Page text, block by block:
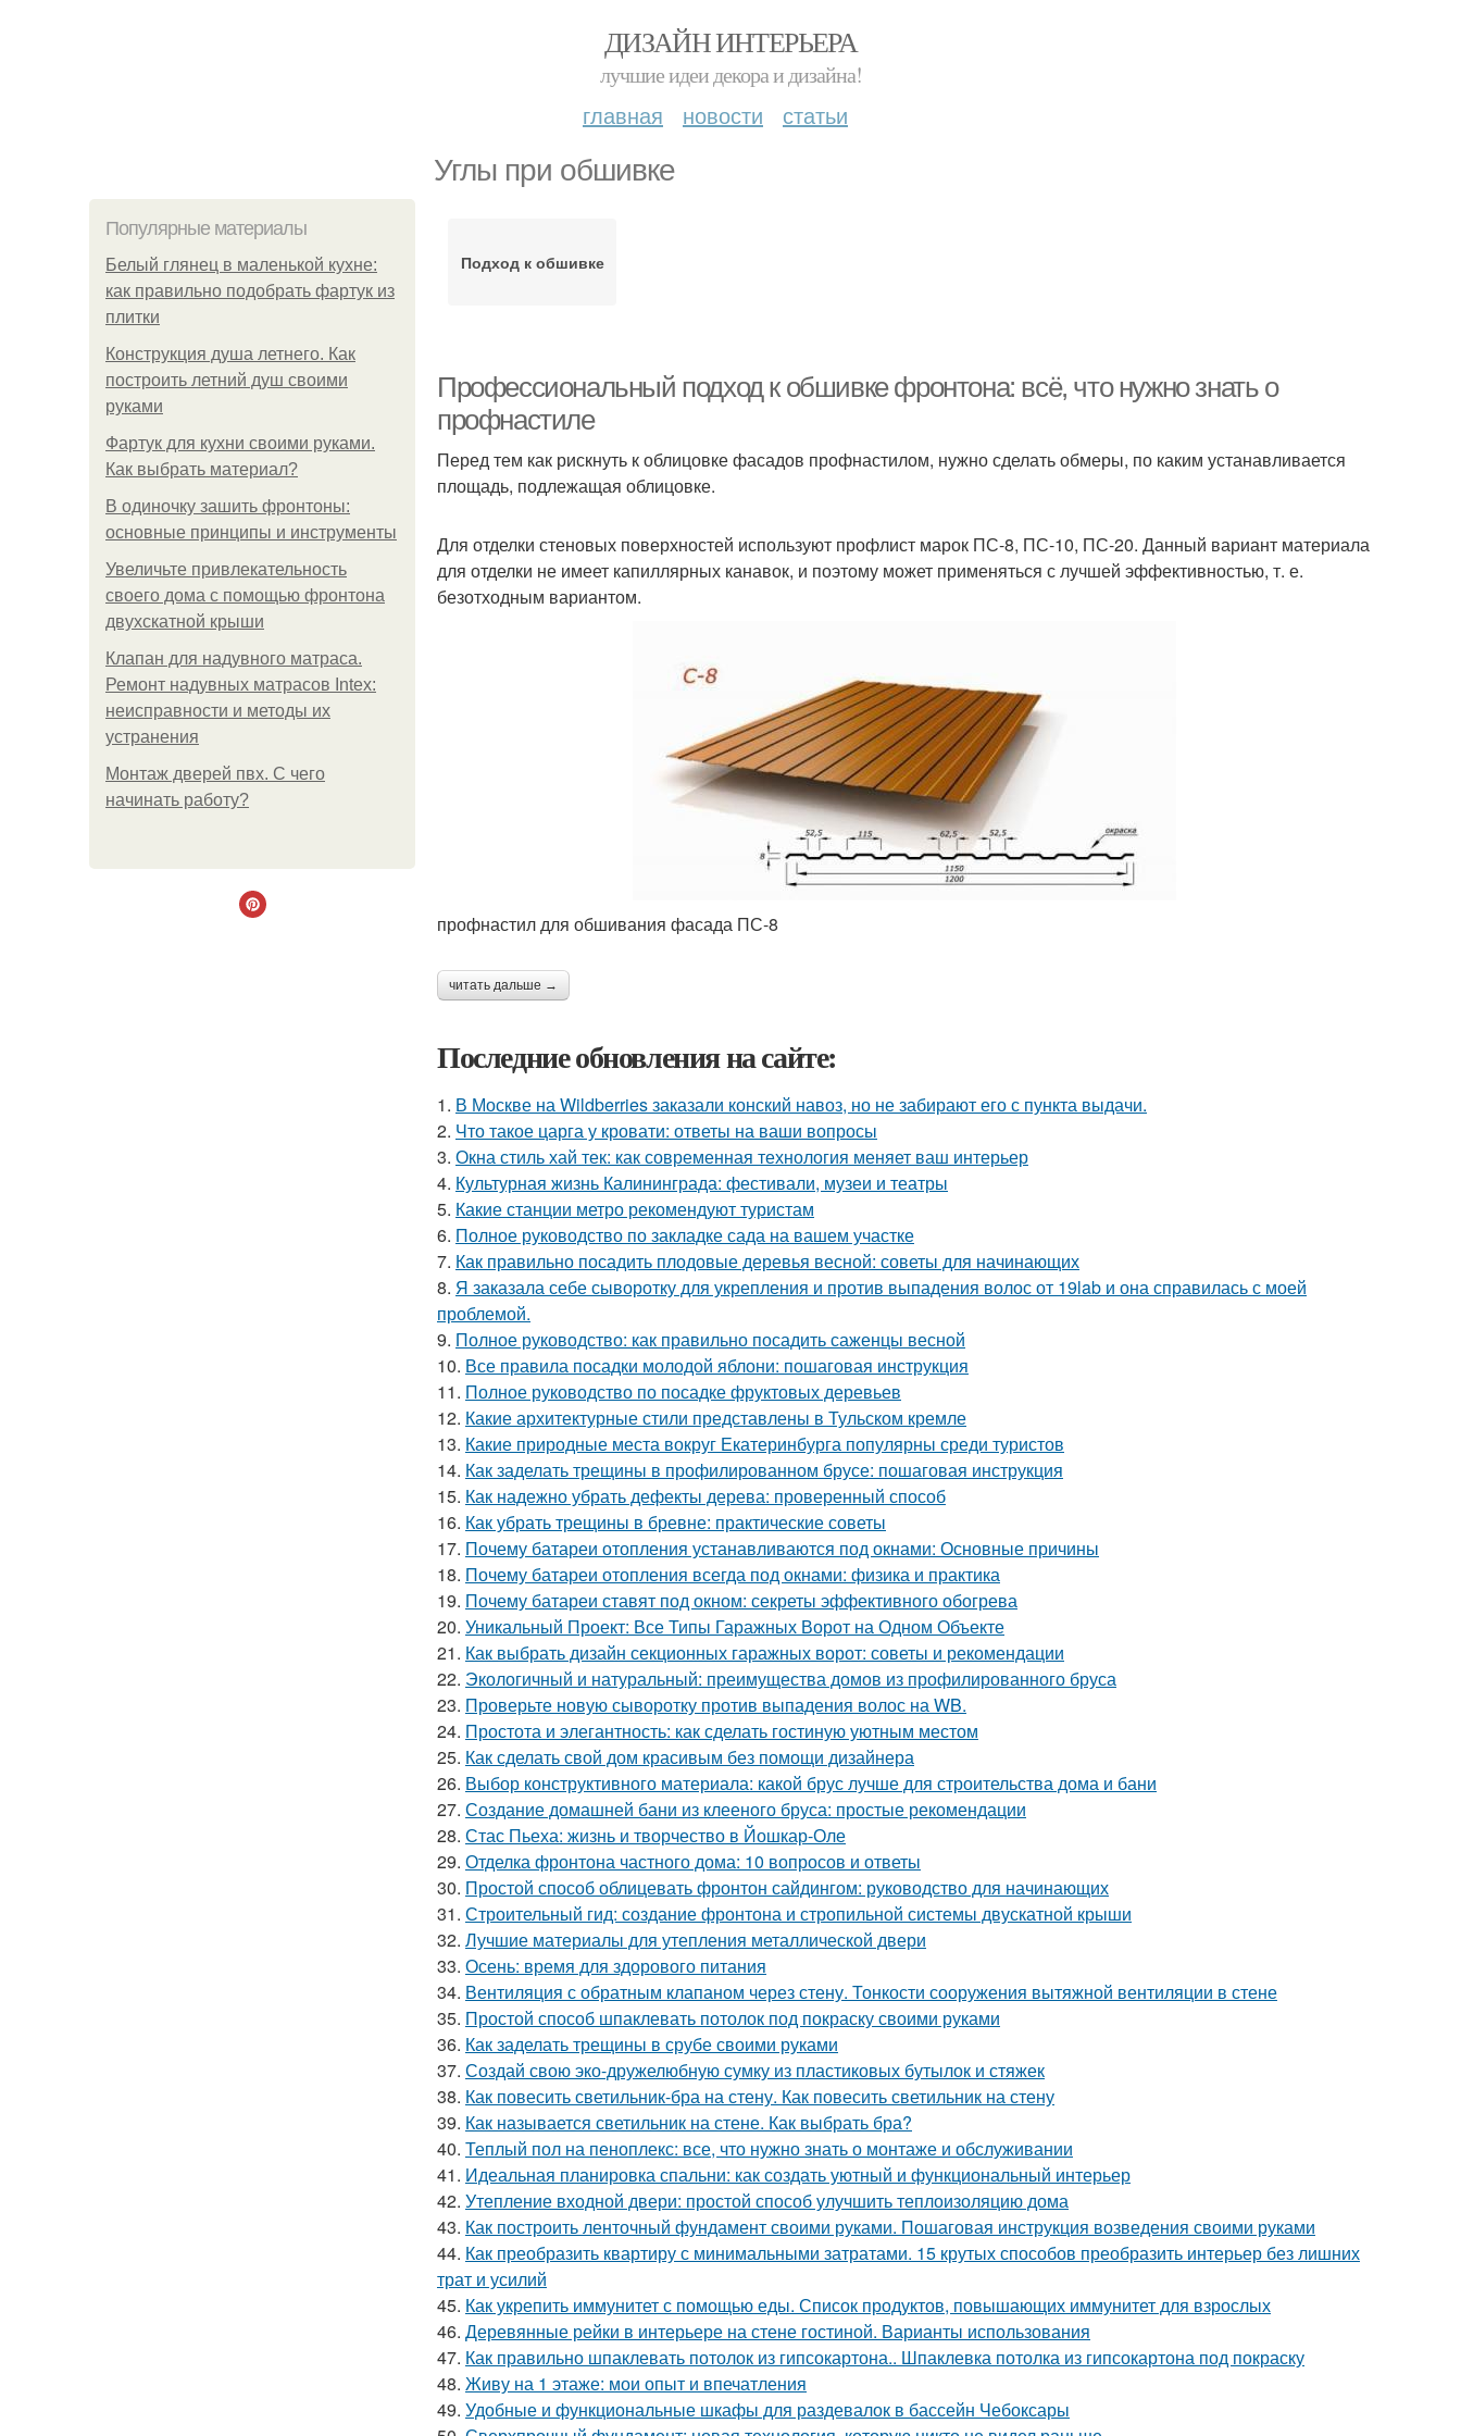
ДИЗАЙН ИНТЕРЬЕРА
лучшие идеи декора и дизайна!
главная новости статьи
Углы при обшивке
Популярные материалы
Белый глянец в маленькой кухне:
как правильно подобрать фартук из
плитки
Конструкция душа летнего. Как
построить летний душ своими
руками
Фартук для кухни своими руками.
Как выбрать материал?
В одиночку зашить фронтоны:
основные принципы и инструменты
Увеличьте привлекательность
своего дома с помощью фронтона
двухскатной крыши
Клапан для надувного матраса.
Ремонт надувных матрасов Intex:
неисправности и методы их
устранения
Монтаж дверей пвх. С чего
начинать работу?
Подход к обшивке
Профессиональный подход к обшивке фронтона: всё, что нужно знать о
профнастиле
Перед тем как рискнуть к облицовке фасадов профнастилом, нужно сделать обмеры, по каким устанавливается
площадь, подлежащая облицовке.
Для отделки стеновых поверхностей используют профлист марок ПС-8, ПС-10, ПС-20. Данный вариант материала
для отделки не имеет капиллярных канавок, и поэтому может применяться с лучшей эффективностью, т. е.
безотходным вариантом.
профнастил для обшивания фасада ПС-8
читать дальше →
Последние обновления на сайте:
1. В Москве на Wildberries заказали конский навоз, но не забирают его с пункта выдачи.
2. Что такое царга у кровати: ответы на ваши вопросы
3. Окна стиль хай тек: как современная технология меняет ваш интерьер
4. Культурная жизнь Калининграда: фестивали, музеи и театры
5. Какие станции метро рекомендуют туристам
6. Полное руководство по закладке сада на вашем участке
7. Как правильно посадить плодовые деревья весной: советы для начинающих
8. Я заказала себе сыворотку для укрепления и против выпадения волос от 19lab и она справилась с моей
проблемой.
9. Полное руководство: как правильно посадить саженцы весной
10. Все правила посадки молодой яблони: пошаговая инструкция
11. Полное руководство по посадке фруктовых деревьев
12. Какие архитектурные стили представлены в Тульском кремле
13. Какие природные места вокруг Екатеринбурга популярны среди туристов
14. Как заделать трещины в профилированном брусе: пошаговая инструкция
15. Как надежно убрать дефекты дерева: проверенный способ
16. Как убрать трещины в бревне: практические советы
17. Почему батареи отопления устанавливаются под окнами: Основные причины
18. Почему батареи отопления всегда под окнами: физика и практика
19. Почему батареи ставят под окном: секреты эффективного обогрева
20. Уникальный Проект: Все Типы Гаражных Ворот на Одном Объекте
21. Как выбрать дизайн секционных гаражных ворот: советы и рекомендации
22. Экологичный и натуральный: преимущества домов из профилированного бруса
23. Проверьте новую сыворотку против выпадения волос на WB.
24. Простота и элегантность: как сделать гостиную уютным местом
25. Как сделать свой дом красивым без помощи дизайнера
26. Выбор конструктивного материала: какой брус лучше для строительства дома и бани
27. Создание домашней бани из клееного бруса: простые рекомендации
28. Стас Пьеха: жизнь и творчество в Йошкар-Оле
29. Отделка фронтона частного дома: 10 вопросов и ответы
30. Простой способ облицевать фронтон сайдингом: руководство для начинающих
31. Строительный гид: создание фронтона и стропильной системы двускатной крыши
32. Лучшие материалы для утепления металлической двери
33. Осень: время для здорового питания
34. Вентиляция с обратным клапаном через стену. Тонкости сооружения вытяжной вентиляции в стене
35. Простой способ шпаклевать потолок под покраску своими руками
36. Как заделать трещины в срубе своими руками
37. Создай свою эко-дружелюбную сумку из пластиковых бутылок и стяжек
38. Как повесить светильник-бра на стену. Как повесить светильник на стену
39. Как называется светильник на стене. Как выбрать бра?
40. Теплый пол на пеноплекс: все, что нужно знать о монтаже и обслуживании
41. Идеальная планировка спальни: как создать уютный и функциональный интерьер
42. Утепление входной двери: простой способ улучшить теплоизоляцию дома
43. Как построить ленточный фундамент своими руками. Пошаговая инструкция возведения своими руками
44. Как преобразить квартиру с минимальными затратами. 15 крутых способов преобразить интерьер без лишних
трат и усилий
45. Как укрепить иммунитет с помощью еды. Список продуктов, повышающих иммунитет для взрослых
46. Деревянные рейки в интерьере на стене гостиной. Варианты использования
47. Как правильно шпаклевать потолок из гипсокартона.. Шпаклевка потолка из гипсокартона под покраску
48. Живу на 1 этаже: мои опыт и впечатления
49. Удобные и функциональные шкафы для раздевалок в бассейн Чебоксары